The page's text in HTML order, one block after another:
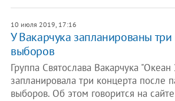
10 июля 2019, 17:16
У Вакарчука запланированы
выборов
Группа Святослава Вакарчука
запланировала три концерта после
выборов. Об этом говорится на